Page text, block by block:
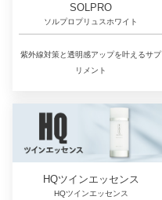
SOLPRO
ソルプロプリュスホワイト
紫外線対策と透明感アップを叶えるサプ
リメント
HQツインエッセンス
HQツインエッセンス